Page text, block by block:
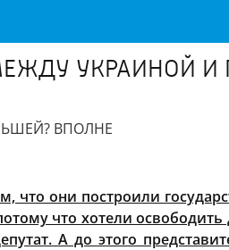
УКРАИНОЙ И
ВПОЛНЕ
что они построили
что хотели
А до этого